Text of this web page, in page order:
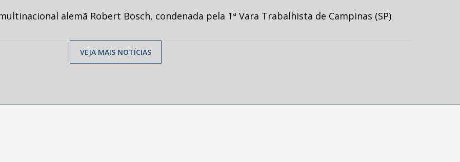
alemã Robert Bosch, condenada pela 1ª Vara Trabalhista de Campinas (SP)
VEJA MAIS NOTÍCIAS